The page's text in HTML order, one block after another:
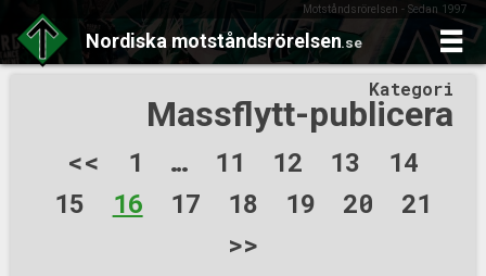
Motståndsrörelsen - Sedan 1997
Nordiska motståndsrörelsen.se
to
content
Kategori
Massflytt-publicera
Sidnumrering
för
inlägg
<< 1 … 11 12 13
14
15
16 17 18 19 20
21
>>